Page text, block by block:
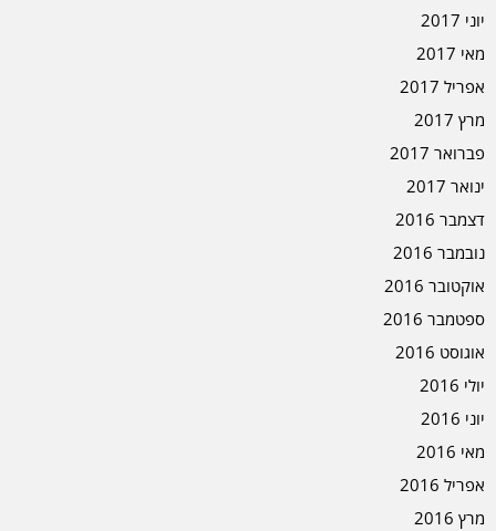
יוני 2017
מאי 2017
אפריל 2017
מרץ 2017
פברואר 2017
ינואר 2017
דצמבר 2016
נובמבר 2016
אוקטובר 2016
ספטמבר 2016
אוגוסט 2016
יולי 2016
יוני 2016
מאי 2016
אפריל 2016
מרץ 2016